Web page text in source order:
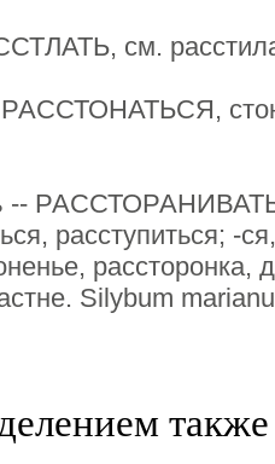
см.
-- РАССТОРАНИВАТЬ,
расступиться; -
рассторонка,
Silybum